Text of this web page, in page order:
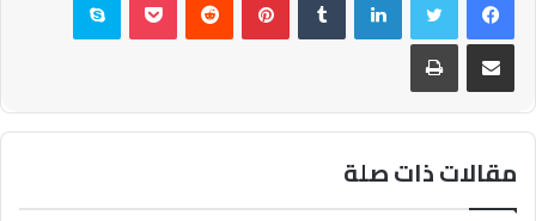
مشاركة عبر البريد طباعة
مقالات ذات صلة